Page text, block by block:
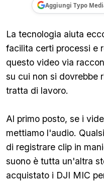
Aggiungi Typo
La tecnologia aiuta
facilita certi processi e
questo video via
su cui non si dovrebbe
tratta di lavoro.
Al primo posto, se i
mettiamo l'audio.
di registrare clip in
suono è tutta un'altra
acquistato i DJI MIC